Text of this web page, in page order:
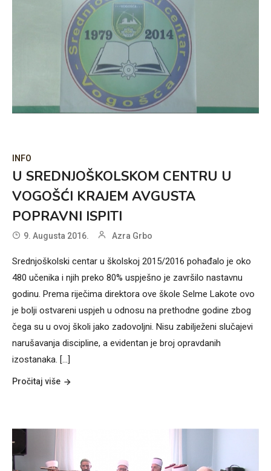
INFO
U SREDNJOŠKOLSKOM CENTRU U
VOGOŠĆI KRAJEM AVGUSTA
POPRAVNI ISPITI
9. Augusta 2016. Azra Grbo
Srednjoškolski centar u školskoj 2015/2016 pohađalo je oko
480 učenika i njih preko 80% uspješno je završilo nastavnu
godinu. Prema riječima direktora ove škole Selme Lakote ovo
je bolji ostvareni uspjeh u odnosu na prethodne godine zbog
čega su u ovoj školi jako zadovoljni. Nisu zabilježeni slučajevi
narušavanja discipline, a evidentan je broj opravdanih
izostanaka. [...]
Pročitaj više